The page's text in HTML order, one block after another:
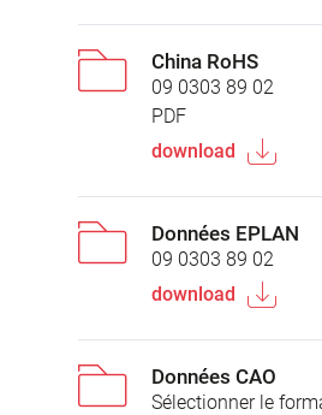
China RoHS
09 0303 89 02
PDF
download
Données EPLAN
09 0303 89 02
download
Données CAO
Sélectionner le